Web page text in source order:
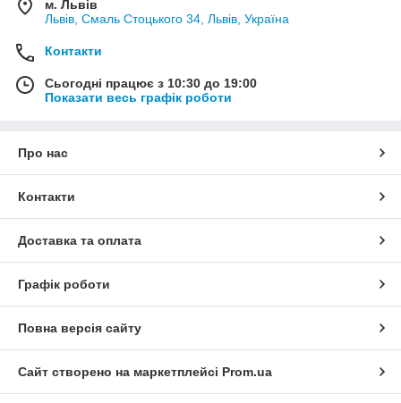
м. Львів
Львів, Смаль Стоцького 34, Львів, Україна
Контакти
Сьогодні працює з 10:30 до 19:00
Показати весь графік роботи
Про нас
Контакти
Доставка та оплата
Графік роботи
Повна версія сайту
Сайт створено на маркетплейсі Prom.ua